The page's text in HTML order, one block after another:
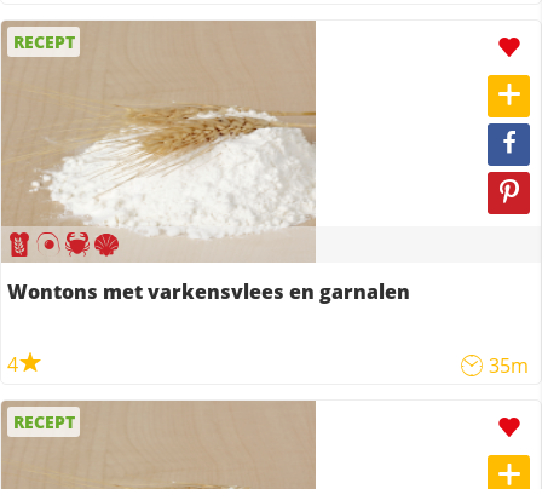
RECEPT
Wontons met varkensvlees en garnalen
4 35m
RECEPT